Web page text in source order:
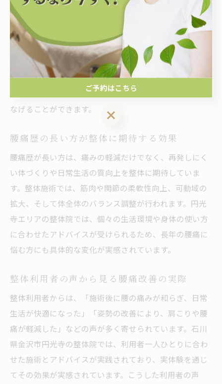
アプローチと日常生活の改善指導が並行して行われるた
めです。具体的には、姿勢や動作パターンの見直し、筋
力バランスの調整が施術の一環として提供されます。例
えば、円光寺の整体院では、施術後に自宅でできるスト
レッチや姿勢維持のポイントを段階的に指導します。こ
れにより、再発リスクを低減し、長期的な健康維持につ
なげることができます。
腰痛歴の長い方が整体に期待する効果
腰痛歴が長い方は、痛みの軽減だけでなく、再発しにく
い体づくりや日常生活の質向上を整体に期待していま
す。整体施術では、筋肉や関節の柔軟性向上、可動域の
拡大、そして体全体のバランス調整が行われます。円光
寺エリアの整体院では、個々の生活環境や身体の使い方
に合わせたアドバイスが受けられるため、長年の腰痛に
悩む方にも具体的な変化が実感されています。
整体利用者の声から見る腰痛改善の実際
整体利用者からは、「施術後に腰の痛みが和らぎ、日常
生活が快適になった」「姿勢の改善により、肩こりや腰
痛が軽減した」などの声が多く寄せられています。石川
県金沢市円光寺の整体院では、利用者一人ひとりに合わ
せた施術とアドバイスが実践されており、実体験を通じ
てその効果が実感されています。こうした利用者の声
ご予約はこちら
ご予約はこちら